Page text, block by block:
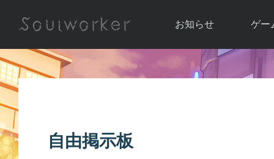
お知らせ
お知らせ一覧
ゲー
ソウ
自由掲示板